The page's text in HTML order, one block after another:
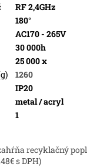
RF 2,4GHz
180°
AC170 - 265V
30 000h
25 000 x
1260
IP20
metal / acryl
1
recyklačný
s DPH)